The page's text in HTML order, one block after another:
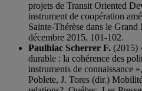
projets de Transit Oriented
instrument de coopération
Sainte-Thérèse dans le
décembre 2015, 101-102.
Paulhiac Scherrer F. (2015)
durable : la cohérence des
instruments de connaissance
Poblete, J. Tores (dir.)